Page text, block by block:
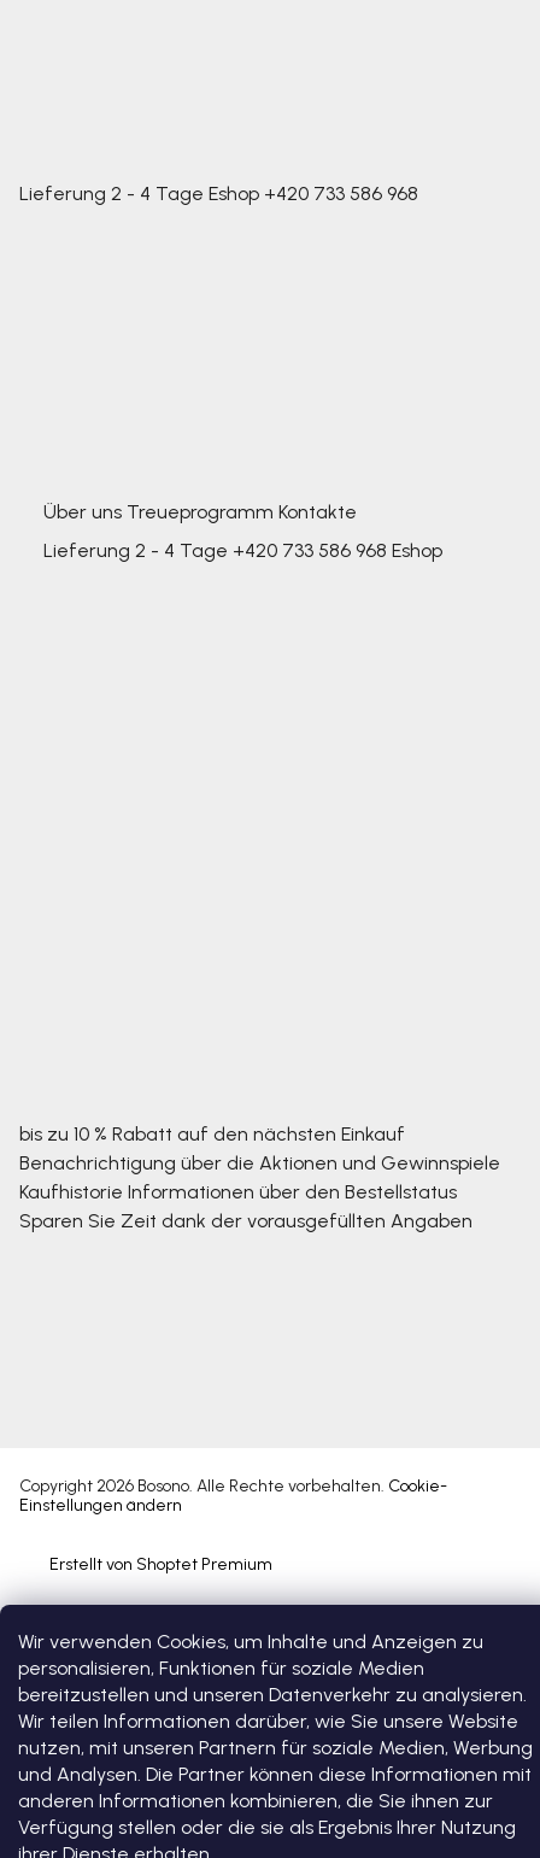
Wir verwenden Cookies, um Inhalte und Anzeigen zu
personalisieren, Funktionen für soziale Medien
bereitzustellen und unseren Datenverkehr zu analysieren.
Wir teilen Informationen darüber, wie Sie unsere Website
nutzen, mit unseren Partnern für soziale Medien, Werbung
und Analysen. Die Partner können diese Informationen mit
anderen Informationen kombinieren, die Sie ihnen zur
Verfügung stellen oder die sie als Ergebnis Ihrer Nutzung
Lieferung 2 - 4 Tage Eshop +420 733 586 968
Über uns Treueprogramm Kontakte
Lieferung 2 - 4 Tage +420 733 586 968 Eshop
bis zu 10 % Rabatt auf den nächsten Einkauf
Benachrichtigung über die Aktionen und Gewinnspiele
Kaufhistorie Informationen über den Bestellstatus
Sparen Sie Zeit dank der vorausgefüllten Angaben
Erstellt von Shoptet Premium
Copyright 2026 Bosono. Alle Rechte vorbehalten. Cookie-
Einstellungen ändern